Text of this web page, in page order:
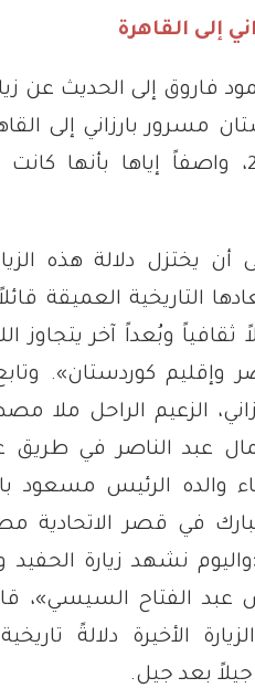
إلى القاهرة
فاروق إلى الحديث عن
مسرور بارزاني إلى
من ديسمبر 2025، واصفاً إياها
أن يختزل دلالة هذه
التاريخية العميقة
ثقافياً وبُعداً آخر يتجاوز
وإقليم كوردستان».
الزعيم الراحل ملا
عبد الناصر في طريق
والده الرئيس مسعود
في قصر الاتحادية
نشهد زيارة الحفيد
عبد الفتاح السيسي»،
الأخيرة دلالةً
جيلاً بعد جيل.